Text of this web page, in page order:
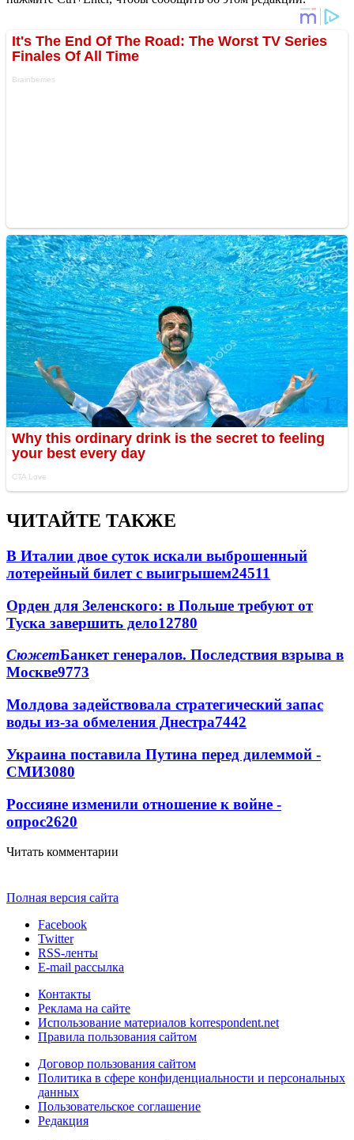
ЧИТАЙТЕ ТАКЖЕ
В Италии двое суток искали выброшенный
лотерейный билет с выигрышем24511
Орден для Зеленского: в Польше требуют от
Туска завершить дело12780
СюжетБанкет генералов. Последствия взрыва в
Москве9773
Молдова задействовала стратегический запас
воды из-за обмеления Днестра7442
Украина поставила Путина перед дилеммой -
СМИ3080
Россияне изменили отношение к войне -
опрос2620
Читать комментарии
Полная версия сайта
Facebook
Twitter
RSS-ленты
E-mail рассылка
Контакты
Реклама на сайте
Использование материалов korrespondent.net
Правила пользования сайтом
Договор пользования сайтом
Политика в сфере конфиденциальности и персональных
данных
Пользовательское соглашение
Редакция